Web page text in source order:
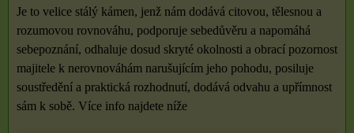
Je to velice stálý kámen, jenž nám dodává citovou, tělesnou a
rozumovou rovnováhu, podporuje sebedůvěru a napomáhá
sebepoznání, odhaluje dosud skryté okolnosti a obrací pozornost
majitele k nerovnováhám narušujícím jeho pohodu, posiluje
soustředění a praktická rozhodnutí, dodává odvahu a upřímnost
sám k sobě. Více info najdete níže